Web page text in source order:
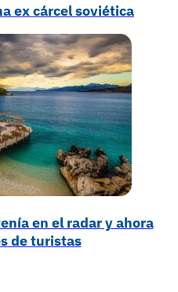
ex cárcel soviética
en el radar y ahora
de turistas